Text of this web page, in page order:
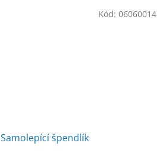
Samolepící špendlík
Kód: 06060014